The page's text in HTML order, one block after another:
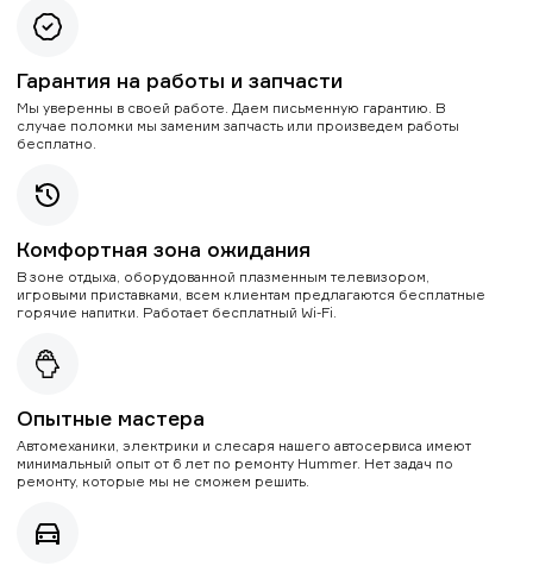
Гарантия на работы и запчасти
Мы уверенны в своей работе. Даем письменную гарантию. В
случае поломки мы заменим запчасть или произведем работы
бесплатно.
Комфортная зона ожидания
В зоне отдыха, оборудованной плазменным телевизором,
игровыми приставками, всем клиентам предлагаются бесплатные
горячие напитки. Работает бесплатный Wi-Fi.
Опытные мастера
Автомеханики, электрики и слесаря нашего автосервиса имеют
минимальный опыт от 6 лет по ремонту Hummer. Нет задач по
ремонту, которые мы не сможем решить.